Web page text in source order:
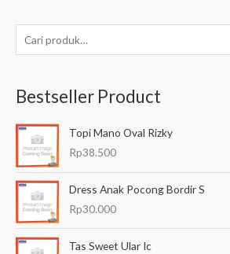
e
c
a
u
n
Bestseller Product
Topi Mano Oval Rizky
Rp38.500
Dress Anak Pocong Bordir S
Rp30.000
Tas Sweet Ular Ic